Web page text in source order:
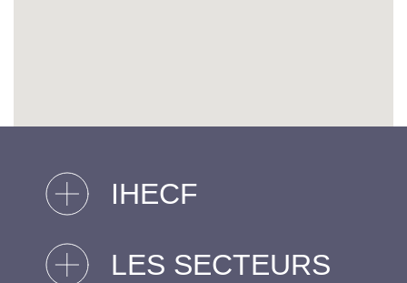
IHECF
LES SECTEURS